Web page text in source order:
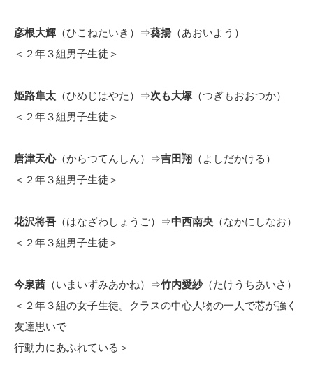
彦根大輝 （ひこねたいき）⇒葵揚 （あおいよう）
＜２年３組男子生徒＞
姫路隼太 （ひめじはやた）⇒次も大塚 （つぎもおおつか）
＜２年３組男子生徒＞
唐津天心（からつてんしん）⇒吉田翔 （よしだかける）
＜２年３組男子生徒＞
花沢将吾 （はなざわしょうご）⇒中西南央 （なかにしなお）
＜２年３組男子生徒＞
今泉茜 （いまいずみあかね）⇒竹内愛紗（たけうちあいさ）
＜２年３組の女子生徒。クラスの中心人物の一人で芯が強く
友達思いで
行動力にあふれている＞